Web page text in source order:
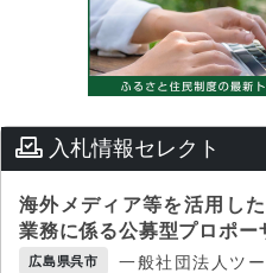
入札情報セレクト
海外メディア等を活用し
業務に係る公募型プロポー
広島県呉市
一般社団法人ツ